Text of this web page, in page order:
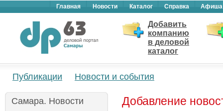
Главная Новости Каталог Справка Афиша
Добавить
компанию
в деловой
каталог
Публикации Новости и события
Самара. Новости Добавление